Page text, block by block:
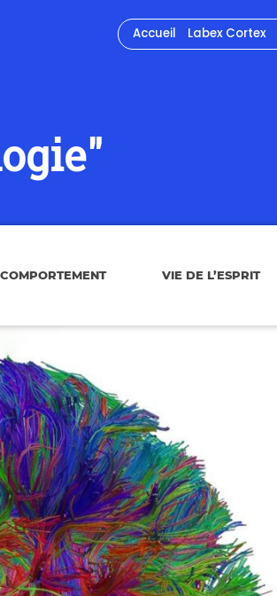
Accueil Labex Cortex
COMPORTEMENT VIE DE L’ESPRIT